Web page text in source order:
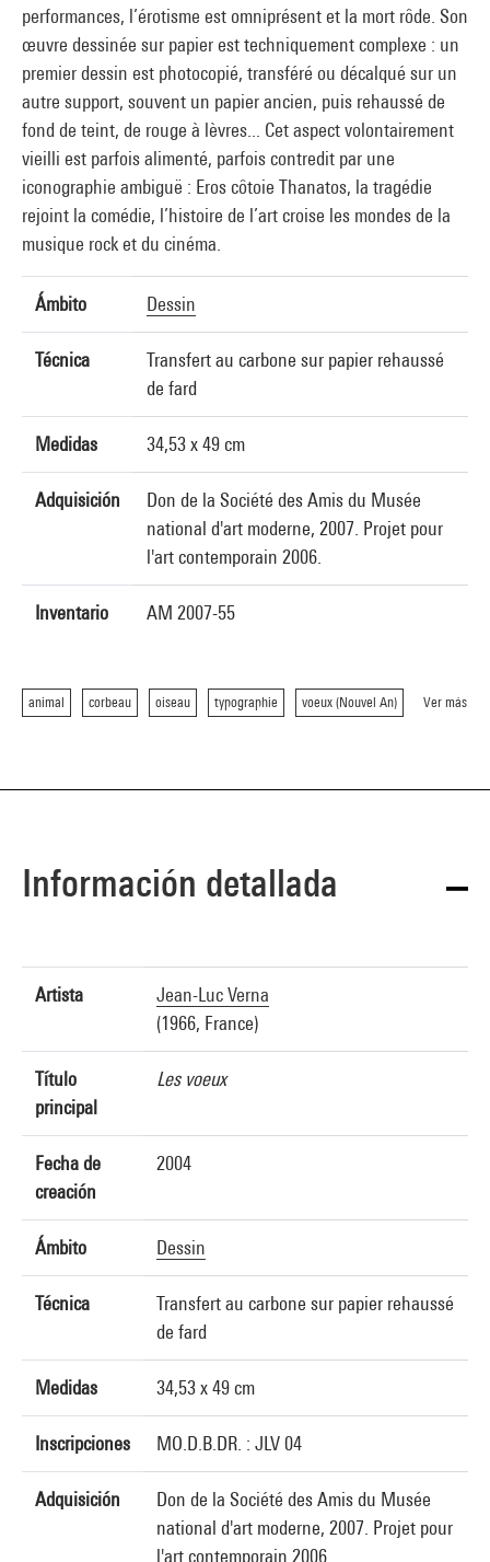
performances, l’érotisme est omniprésent et la mort rôde. Son
œuvre dessinée sur papier est techniquement complexe : un
premier dessin est photocopié, transféré ou décalqué sur un
autre support, souvent un papier ancien, puis rehaussé de
fond de teint, de rouge à lèvres... Cet aspect volontairement
vieilli est parfois alimenté, parfois contredit par une
iconographie ambiguë : Eros côtoie Thanatos, la tragédie
rejoint la comédie, l’histoire de l’art croise les mondes de la
musique rock et du cinéma.
Ámbito Dessin
Técnica
Transfert au carbone sur papier rehaussé
de fard
Medidas 34,53 x 49 cm
Adquisición
Don de la Société des Amis du Musée
national d'art moderne, 2007. Projet pour
l'art contemporain 2006.
Inventario AM 2007-55
animal corbeau oiseau typographie voeux (Nouvel An) Ver más
Información detallada
Artista
Jean-Luc Verna
(1966, France)
Título
principal
Les voeux
Fecha de
creación
2004
Ámbito Dessin
Técnica
Transfert au carbone sur papier rehaussé
de fard
Medidas 34,53 x 49 cm
Inscripciones MO.D.B.DR. : JLV 04
Adquisición
Don de la Société des Amis du Musée
national d'art moderne, 2007. Projet pour
l'art contemporain 2006.